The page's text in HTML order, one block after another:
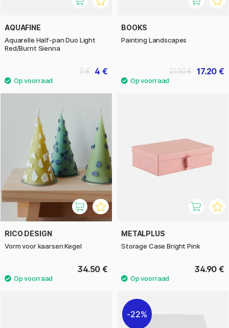
AQUAFINE
Aquarelle Half-pan Duo Light
Red/Burnt Sienna
4 €
5 €
BOOKS
Painting Landscapes
17.20 €
21.50 €
RICO DESIGN
Vorm voor kaarsen Kegel
34.50 €
METALPLUS
Storage Case Bright Pink
34.90 €
22%